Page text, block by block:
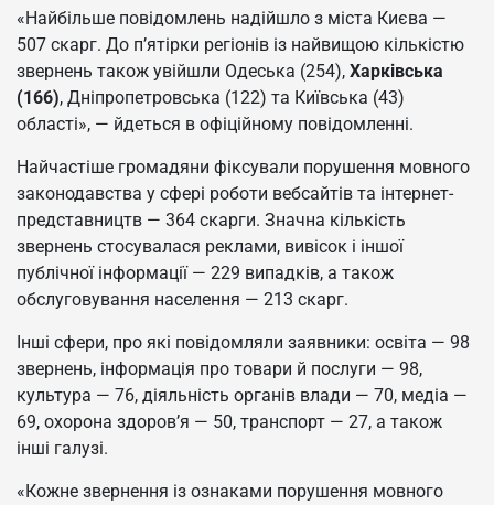
«Найбільше повідомлень надійшло з міста Києва —
507 скарг. До п’ятірки регіонів із найвищою кількістю
звернень також увійшли Одеська (254), Харківська
(166), Дніпропетровська (122) та Київська (43)
області», — йдеться в офіційному повідомленні.
Найчастіше громадяни фіксували порушення мовного
законодавства у сфері роботи вебсайтів та інтернет-
представництв — 364 скарги. Значна кількість
звернень стосувалася реклами, вивісок і іншої
публічної інформації — 229 випадків, а також
обслуговування населення — 213 скарг.
Інші сфери, про які повідомляли заявники: освіта — 98
звернень, інформація про товари й послуги — 98,
культура — 76, діяльність органів влади — 70, медіа —
69, охорона здоров’я — 50, транспорт — 27, а також
інші галузі.
«Кожне звернення із ознаками порушення мовного